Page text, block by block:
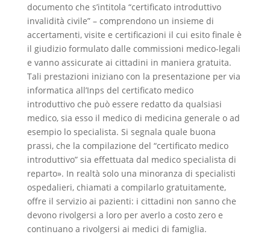
documento che s’intitola “certificato introduttivo
invalidità civile” – comprendono un insieme di
accertamenti, visite e certificazioni il cui esito finale è
il giudizio formulato dalle commissioni medico-legali
e vanno assicurate ai cittadini in maniera gratuita.
Tali prestazioni iniziano con la presentazione per via
informatica all’Inps del certificato medico
introduttivo che può essere redatto da qualsiasi
medico, sia esso il medico di medicina generale o ad
esempio lo specialista. Si segnala quale buona
prassi, che la compilazione del “certificato medico
introduttivo” sia effettuata dal medico specialista di
reparto». In realtà solo una minoranza di specialisti
ospedalieri, chiamati a compilarlo gratuitamente,
offre il servizio ai pazienti: i cittadini non sanno che
devono rivolgersi a loro per averlo a costo zero e
continuano a rivolgersi ai medici di famiglia.